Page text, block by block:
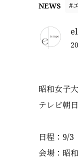
NEWS #
昭和女子
テレビ朝
日程：9/3
会場：昭